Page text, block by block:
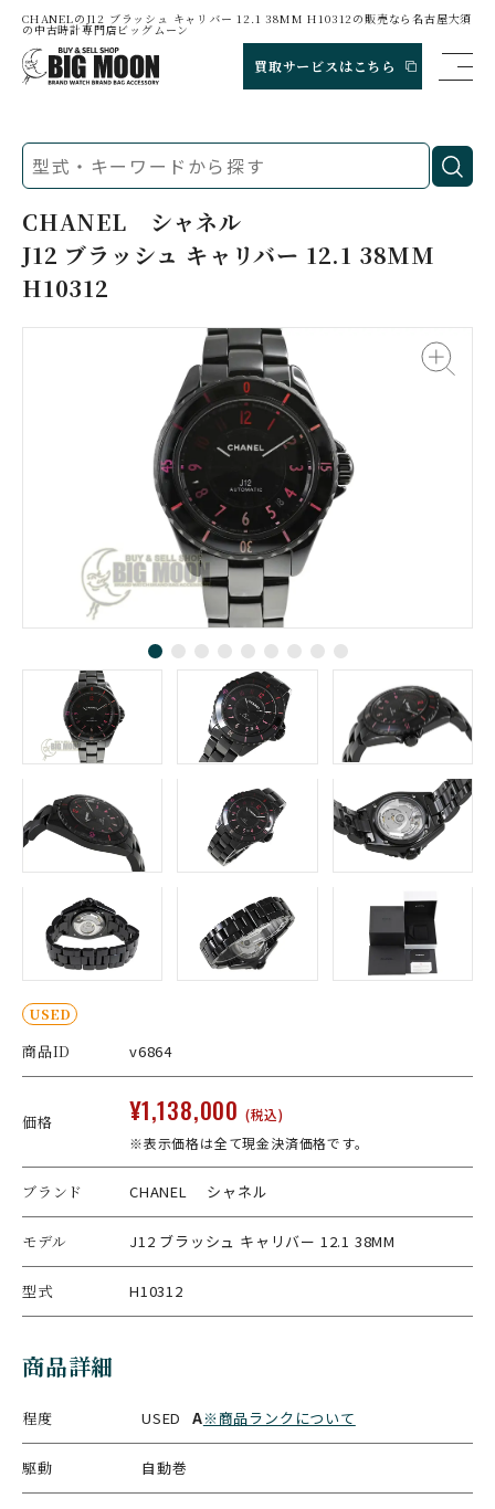
CHANELのJ12 ブラッシュ キャリバー 12.1 38MM H10312の販売なら名古屋大須
の中古時計専門店ビッグムーン
買取サービスはこちら
CHANEL シャネル
J12 ブラッシュ キャリバー 12.1 38MM
H10312
USED
商品ID v6864
価格 ¥1,138,000 (税込)
※表示価格は全て現金決済価格です。
ブランド CHANEL シャネル
モデル J12 ブラッシュ キャリバー 12.1 38MM
型式 H10312
商品詳細
程度 USED A※商品ランクについて
駆動 自動巻